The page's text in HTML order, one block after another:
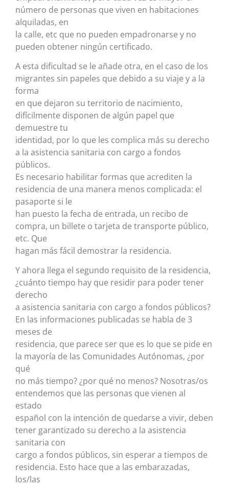
número de personas que viven en habitaciones
alquiladas, en
la calle, etc que no pueden empadronarse y no
pueden obtener ningún certificado.
A esta dificultad se le añade otra, en el caso de los
migrantes sin papeles que debido a su viaje y a la
forma
en que dejaron su territorio de nacimiento,
difícilmente disponen de algún papel que
demuestre tu
identidad, por lo que les complica más su derecho
a la asistencia sanitaria con cargo a fondos
públicos.
Es necesario habilitar formas que acrediten la
residencia de una manera menos complicada: el
pasaporte si le
han puesto la fecha de entrada, un recibo de
compra, un billete o tarjeta de transporte público,
etc. Que
hagan más fácil demostrar la residencia.
Y ahora llega el segundo requisito de la residencia,
¿cuánto tiempo hay que residir para poder tener
derecho
a asistencia sanitaria con cargo a fondos públicos?
En las informaciones publicadas se habla de 3
meses de
residencia, que parece ser que es lo que se pide en
la mayoría de las Comunidades Autónomas, ¿por
qué
no más tiempo? ¿por qué no menos? Nosotras/os
entendemos que las personas que vienen al
estado
español con la intención de quedarse a vivir, deben
tener garantizado su derecho a la asistencia
sanitaria con
cargo a fondos públicos, sin esperar a tiempos de
residencia. Esto hace que a las embarazadas,
los/las